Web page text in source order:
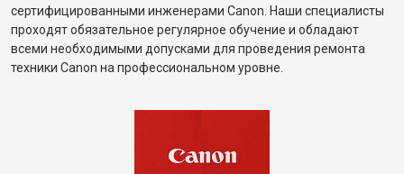
сертифицированными инженерами Canon. Наши специалисты
проходят обязательное регулярное обучение и обладают
всеми необходимыми допусками для проведения ремонта
техники Canon на профессиональном уровне.